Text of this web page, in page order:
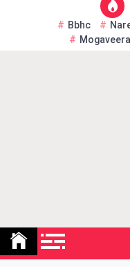
Bbhc
Kunda